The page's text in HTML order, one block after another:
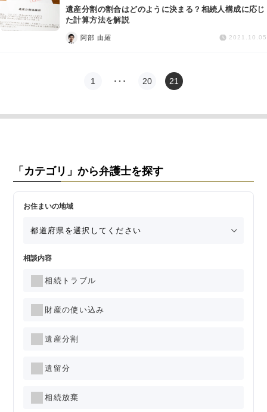
労働問題
債権回収
遺産分割の割合はどのように決まる？相続人構成に応じ
た計算方法を解説
阿部 由羅 2021.10.05
1 … 20 21
「カテゴリ」から弁護士を探す
お住まいの地域
相談内容
相続トラブル
財産の使い込み
遺産分割
遺留分
相続放棄